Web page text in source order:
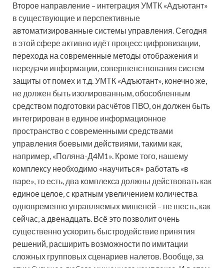
Второе направление – интеграция УМТК «Адъютант»
в существующие и перспективные
автоматизированные системы управления. Сегодня
в этой сфере активно идёт процесс цифровизации,
перехода на современные методы отображения и
передачи информации, совершенствования систем
защиты от помех и т.д. УМТК «Адъютант», конечно же,
не должен быть изолированным, обособленным
средством подготовки расчётов ПВО, он должен быть
интегрирован в единое информационное
пространство с современными средствами
управления боевыми действиями, такими как,
например, «Поляна-Д4М1». Кроме того, нашему
комплексу необходимо «научиться» работать «в
паре», то есть, два комплекса должны действовать как
единое целое, с кратным увеличением количества
одновременно управляемых мишеней – не шесть, как
сейчас, а двенадцать. Всё это позволит очень
существенно ускорить быстродействие принятия
решений, расширить возможности по имитации
сложных групповых сценариев налетов. Вообще, за